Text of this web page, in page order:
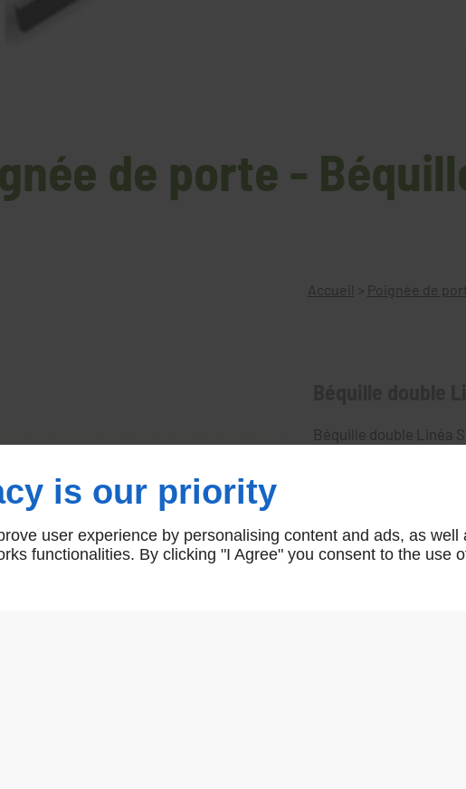
de porte -
Accueil > Poignée de
Béquille double Linéa
is our priority
user experience by personalising content and ads, as well
functionalities. By clicking "I Agree" you consent to the use